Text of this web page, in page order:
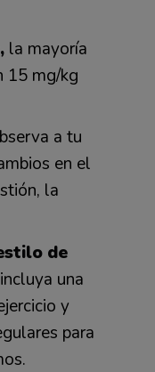
la mayoría
15 mg/kg
a tu
en el
la
de
una
y
para